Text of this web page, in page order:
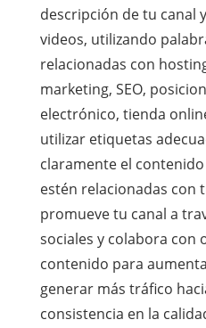
descripción de tu canal
videos, utilizando
relacionadas con
marketing, SEO,
electrónico, tienda
utilizar etiquetas
claramente el
estén relacionadas con
promueve tu canal a
sociales y colabora con
contenido para
generar más tráfico
consistencia en la